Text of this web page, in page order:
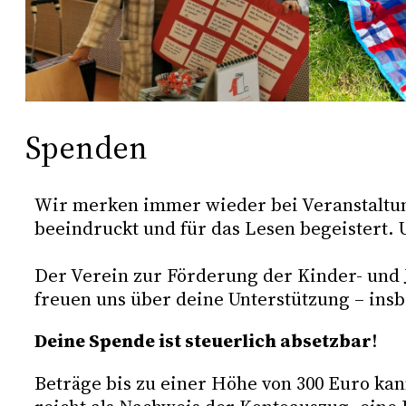
Spenden
Wir merken immer wieder bei
beeindruckt und für das Lesen begeistert.
Der Verein zur Förderung der Kinder-
freuen uns über deine Unterstützung –
Deine Spende ist steuerlich absetzbar!
Beträge bis zu einer Höhe von 300 Euro